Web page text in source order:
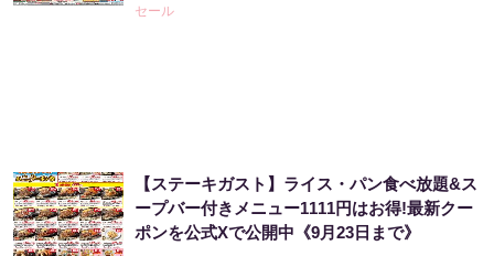
セール
【ステーキガスト】ライス・パン食べ放題&ス
ープバー付きメニュー1111円はお得!最新クー
ポンを公式Xで公開中《9月23日まで》